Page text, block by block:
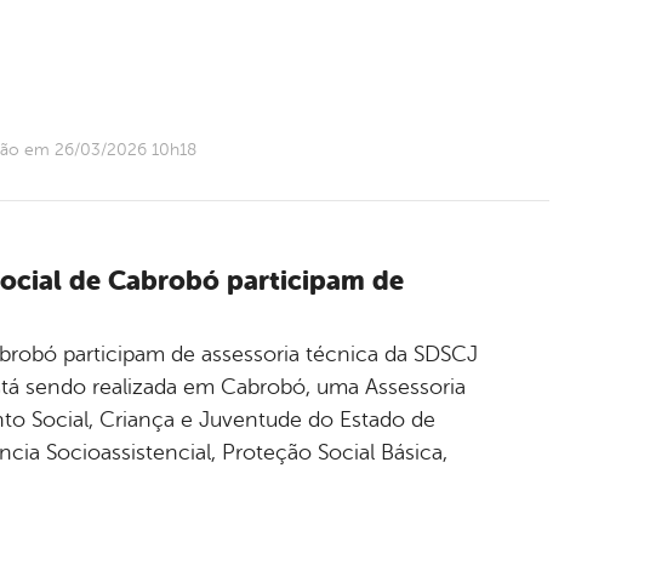
em 26/03/2026 10h18
de Cabrobó participam de
participam de assessoria técnica da SDSCJ
sendo realizada em Cabrobó, uma Assessoria
Social, Criança e Juventude do Estado de
Socioassistencial, Proteção Social Básica,